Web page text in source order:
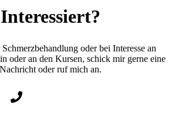
Interessiert?
oder bei Interesse an
oder an den Kursen, schick mir gerne eine
Nachricht oder ruf mich an.
0178 - 73 20 285